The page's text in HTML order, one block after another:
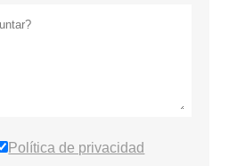
Política de privacidad